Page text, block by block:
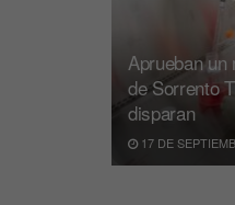
Aprueban un
de Sorrento
disparan
17 DE